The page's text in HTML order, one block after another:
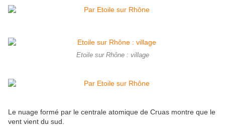
Etoile sur Rhône : village
Le nuage formé par le centrale atomique de Cruas montre que le
vent vient du sud.